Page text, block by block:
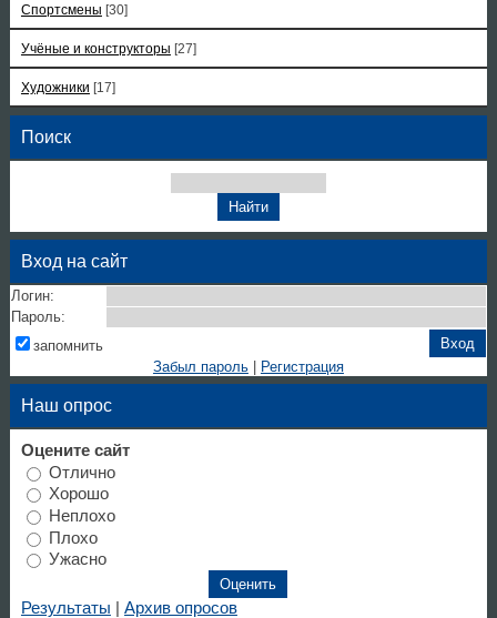
Спортсмены [30]
Учёные и конструкторы [27]
Художники [17]
Поиск
Вход на сайт
Логин:
Пароль:
запомнить
Забыл пароль| Регистрация
Наш опрос
Оцените сайт
Отлично
Хорошо
Неплохо
Плохо
Ужасно
Результаты
Архив опросов